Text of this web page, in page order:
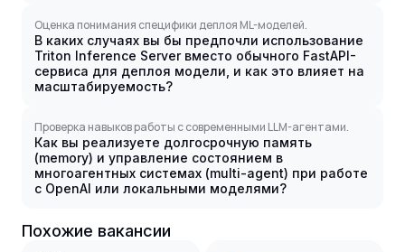
Оценка понимания специфики деплоя ML-моделей.
В каких случаях вы бы предпочли использование
Triton Inference Server вместо обычного FastAPI-
сервиса для деплоя модели, и как это влияет на
масштабируемость?
Проверка навыков работы с современными LLM-агентами.
Как вы реализуете долгосрочную память
(memory) и управление состоянием в
многоагентных системах (multi-agent) при работе
с OpenAI или локальными моделями?
Похожие вакансии